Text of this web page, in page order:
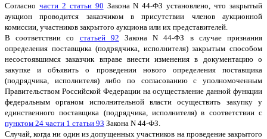
Согласно части 2 статьи 90 Закона N 44-ФЗ установлено, что закрытый
аукцион проводится заказчиком в присутствии членов аукционной
комиссии, участников закрытого аукциона или их представителей.
В соответствии со статьей 92 Закона N 44-ФЗ в случае признания
определения поставщика (подрядчика, исполнителя) закрытым способом
несостоявшимся заказчик вправе внести изменения в документацию о
закупке и объявить о проведении нового определения поставщика
(подрядчика, исполнителя) либо по согласованию с уполномоченным
Правительством Российской Федерации на осуществление данной функции
федеральным органом исполнительной власти осуществить закупку у
единственного поставщика (подрядчика, исполнителя) в соответствии с
пунктом 24 части 1 статьи 93 Закона N 44-ФЗ.
Случай, когда ни один из допущенных участников на проведение закрытого